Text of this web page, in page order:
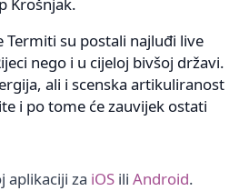
Krošnjak.
Termiti su postali najluđi live
nego i u cijeloj bivšoj državi.
ali i scenska artikuliranost
i po tome će zauvijek ostati
aplikaciji za iOS ili Android.